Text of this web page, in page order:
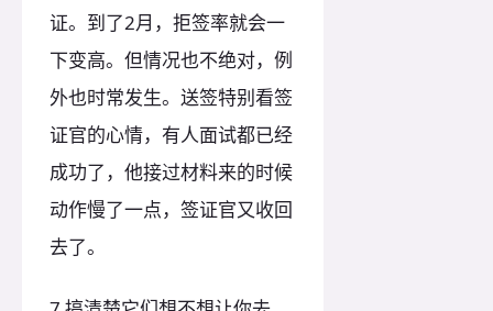
证。到了2月，拒签率就会一
下变高。但情况也不绝对，例
外也时常发生。送签特别看签
证官的心情，有人面试都已经
成功了，他接过材料来的时候
动作慢了一点，签证官又收回
去了。